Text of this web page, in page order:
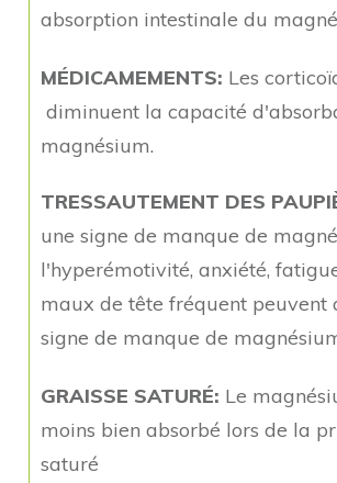
absorption intestinale du
MÉDICAMEMENTS: Les
diminuent la capacité
magnésium.
TRESSAUTEMENT DES
une signe de manque de
l'hyperémotivité, anxiété,
maux de tête fréquent peuvent
signe de manque de
GRAISSE SATURÉ: Le
moins bien absorbé lors de la
saturé